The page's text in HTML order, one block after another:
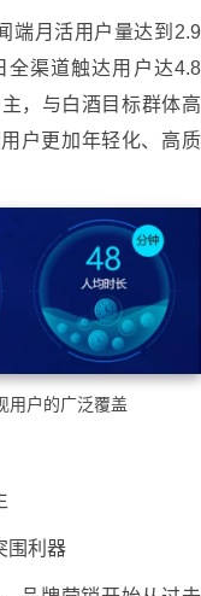
端月活用户量达到2.9
全渠道触达用户达4.8
，与白酒目标群体高
户更加年轻化、高质
用户的广泛覆盖
围利器